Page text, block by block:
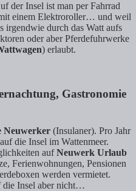
der Insel ist man per Fahrrad
einem Elektroroller… und weil
irgendwie durch das Watt aufs
oder aber Pferdefuhrwerke
) erlaubt.
Gastronomie
Neuwerker (Insulaner). Pro Jahr
auf die Insel im Wattenmeer.
aufNeuwerk Urlaub
Ferienwohnungen, Pensionen
werden vermietet.
die Insel aber nicht…